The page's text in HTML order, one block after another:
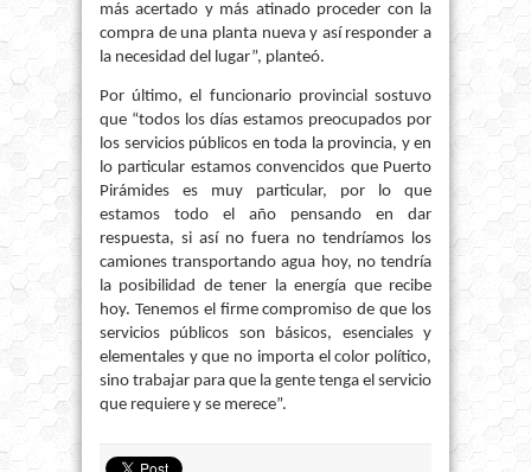
más acertado y más atinado proceder con la
compra de una planta nueva y así responder a
la necesidad del lugar”, planteó.
Por último, el funcionario provincial sostuvo
que “todos los días estamos preocupados por
los servicios públicos en toda la provincia, y en
lo particular estamos convencidos que Puerto
Pirámides es muy particular, por lo que
estamos todo el año pensando en dar
respuesta, si así no fuera no tendríamos los
camiones transportando agua hoy, no tendría
la posibilidad de tener la energía que recibe
hoy. Tenemos el firme compromiso de que los
servicios públicos son básicos, esenciales y
elementales y que no importa el color político,
sino trabajar para que la gente tenga el servicio
que requiere y se merece”.